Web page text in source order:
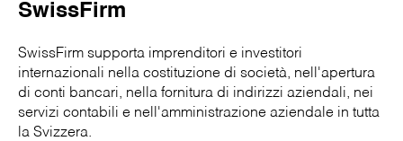
SwissFirm
SwissFirm supporta imprenditori e investitori
internazionali nella costituzione di società, nell'apertura
di conti bancari, nella fornitura di indirizzi aziendali, nei
servizi contabili e nell'amministrazione aziendale in tutta
la Svizzera.